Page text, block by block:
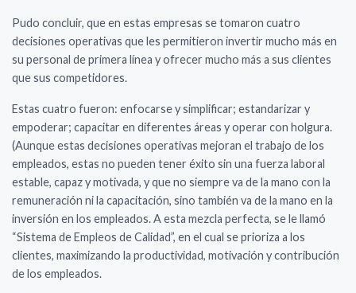
Pudo concluir, que en estas empresas se tomaron cuatro
decisiones operativas que les permitieron invertir mucho más en
su personal de primera línea y ofrecer mucho más a sus clientes
que sus competidores.
Estas cuatro fueron: enfocarse y simplificar; estandarizar y
empoderar; capacitar en diferentes áreas y operar con holgura.
(Aunque estas decisiones operativas mejoran el trabajo de los
empleados, estas no pueden tener éxito sin una fuerza laboral
estable, capaz y motivada, y que no siempre va de la mano con la
remuneración ni la capacitación, sino también va de la mano en la
inversión en los empleados. A esta mezcla perfecta, se le llamó
“Sistema de Empleos de Calidad”, en el cual se prioriza a los
clientes, maximizando la productividad, motivación y contribución
de los empleados.